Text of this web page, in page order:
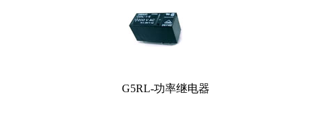
G5RL-功率继电器